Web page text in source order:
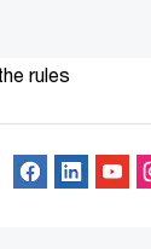
rules